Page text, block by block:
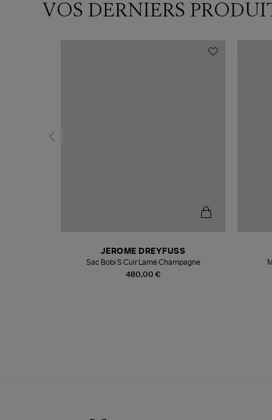
VOS DERNIERS
480,00 €
JEROME DREYFUSS
Sac Bobi S Cuir Lamé Champagne